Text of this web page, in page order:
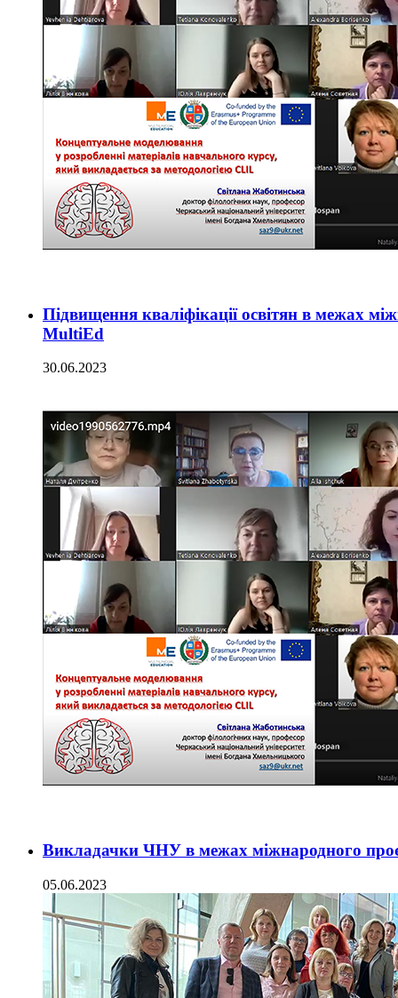
Підвищення кваліфікації освітян в межах
MultiEd
30.06.2023
Викладачки ЧНУ в межах міжнародного
05.06.2023